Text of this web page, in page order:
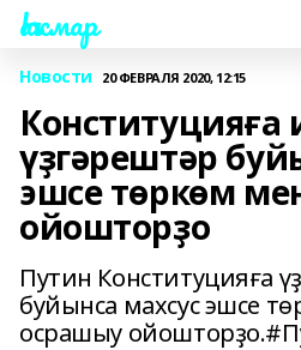
Һаҡмар
Новости 20 ФЕВРАЛЯ 2020, 12:15
Конституцияға
үҙгәрештәр
эшсе төркөм
ойошторҙо
Путин Конституцияға
буйынса махсус эшсе
осрашыу